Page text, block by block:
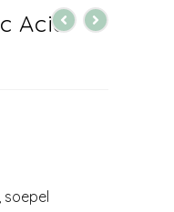
Acid
soepel